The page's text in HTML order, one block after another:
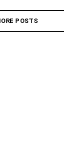
POSTS